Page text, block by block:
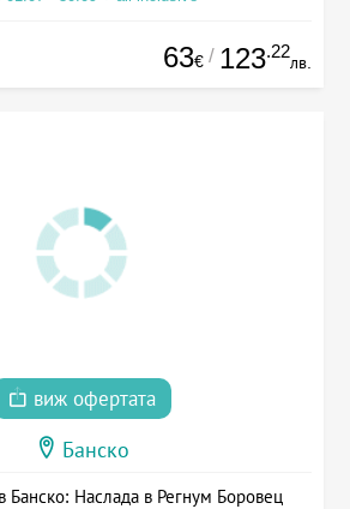
63€ / 123.22
лв.
виж офертата
Банско
Банско: Наслада в Регнум Боровец